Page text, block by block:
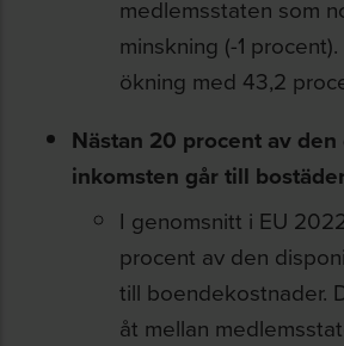
medlemsstaten som
minskning (-1
ökning med 43,2
Nästan 20 procent av
inkomsten går till
I genomsnitt i EU
procent av den
till boendekostnader.
åt mellan